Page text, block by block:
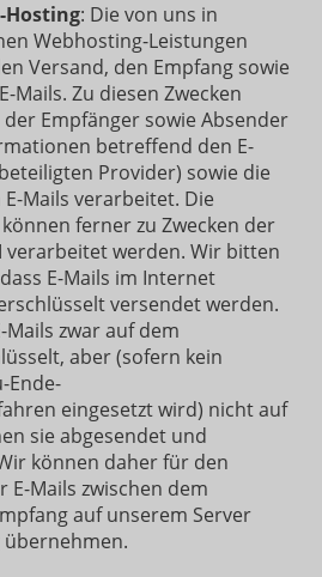
Hosting: Die von uns in
Webhosting-Leistungen
Versand, den Empfang sowie
Mails. Zu diesen Zwecken
Empfänger sowie Absender
betreffend den E-
Provider) sowie die
Mails verarbeitet. Die
ferner zu Zwecken der
verarbeitet werden. Wir bitten
E-Mails im Internet
versendet werden.
Mails zwar auf dem
aber (sofern kein
Ende-
eingesetzt wird) nicht auf
sie abgesendet und
können daher für den
Mails zwischen dem
auf unserem Server